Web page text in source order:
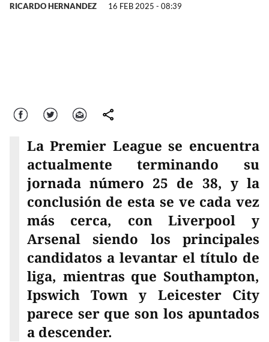
RICARDO HERNANDEZ 16 FEB 2025 - 08:39
Facebook Twitter Correo comparte
La Premier League se encuentra
actualmente terminando su
jornada número 25 de 38, y la
conclusión de esta se ve cada vez
más cerca, con Liverpool y
Arsenal siendo los principales
candidatos a levantar el título de
liga, mientras que Southampton,
Ipswich Town y Leicester City
parece ser que son los apuntados
a descender.